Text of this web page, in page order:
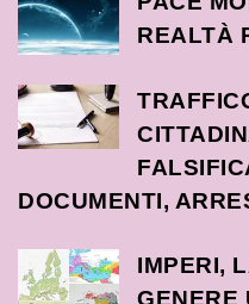
REALTÀ
DOCUMENTI,
IMPERI,
GENERE